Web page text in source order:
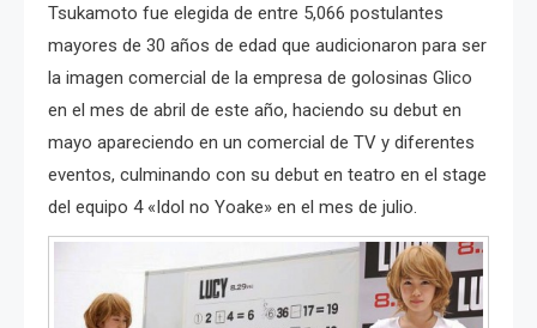
Tsukamoto fue elegida de entre 5,066 postulantes
mayores de 30 años de edad que audicionaron para ser
la imagen comercial de la empresa de golosinas Glico
en el mes de abril de este año, haciendo su debut en
mayo apareciendo en un comercial de TV y diferentes
eventos, culminando con su debut en teatro en el stage
del equipo 4 «Idol no Yoake» en el mes de julio.